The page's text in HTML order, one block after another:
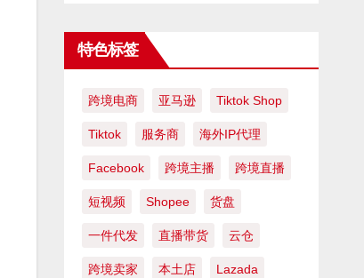
特色标签
跨境电商 亚马逊 Tiktok Shop
Tiktok 服务商 海外IP代理
Facebook 跨境主播 跨境直播
短视频 Shopee 货盘
一件代发 直播带货 云仓
跨境卖家 本土店 Lazada